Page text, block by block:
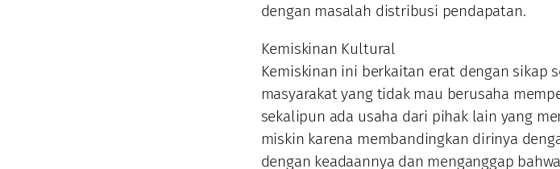
dengan masalah distribusi pendapatan.
Kemiskinan Kultural
Kemiskinan ini berkaitan erat dengan sikap
masyarakat yang tidak mau berusaha
sekalipun ada usaha dari pihak lain yang
miskin karena membandingkan dirinya
dengan keadaannya dan menganggap